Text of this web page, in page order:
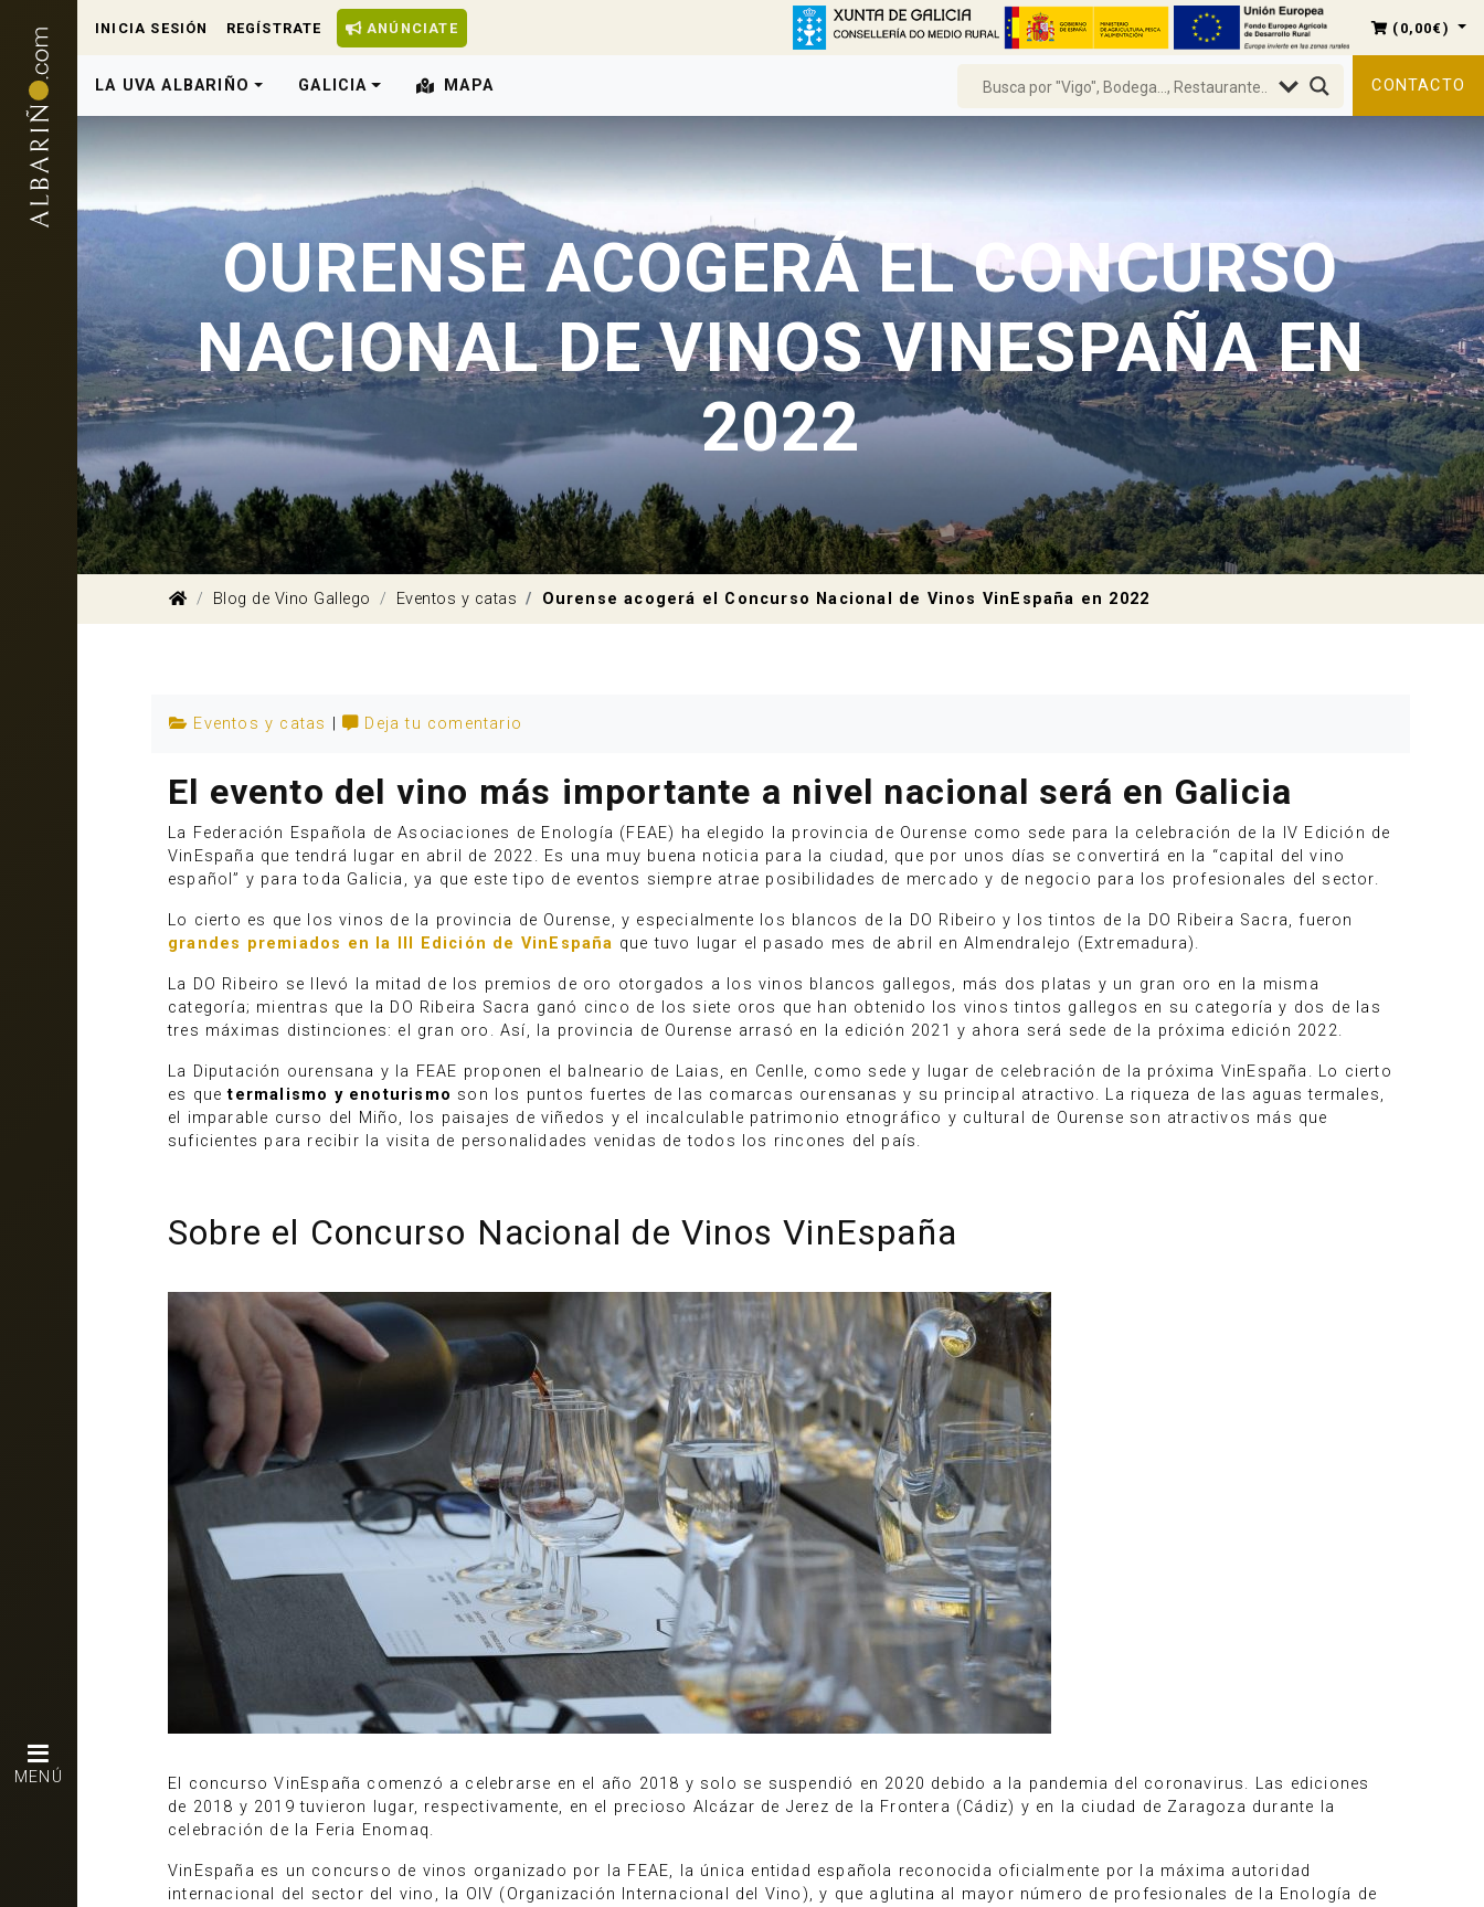
MENÚ
INICIA SESIÓN REGÍSTRATE ANÚNCIATE ( 0,00€ )
LA UVA ALBARIÑO GALICIA MAPA CONTACTO
OURENSE ACOGERÁ EL CONCURSO
NACIONAL DE VINOS VINESPAÑA EN
2022
Blog de Vino Gallego Eventos y catas Ourense acogerá el Concurso Nacional de Vinos VinEspaña en 2022
Eventos y catas | Deja tu comentario
El evento del vino más importante a nivel nacional será en Galicia
La Federación Española de Asociaciones de Enología (FEAE) ha elegido la provincia de Ourense como sede para la celebración de la IV Edición de
VinEspaña que tendrá lugar en abril de 2022. Es una muy buena noticia para la ciudad, que por unos días se convertirá en la “capital del vino
español” y para toda Galicia, ya que este tipo de eventos siempre atrae posibilidades de mercado y de negocio para los profesionales del sector.
Lo cierto es que los vinos de la provincia de Ourense, y especialmente los blancos de la DO Ribeiro y los tintos de la DO Ribeira Sacra, fueron
grandes premiados en la III Edición de VinEspaña que tuvo lugar el pasado mes de abril en Almendralejo (Extremadura).
La DO Ribeiro se llevó la mitad de los premios de oro otorgados a los vinos blancos gallegos, más dos platas y un gran oro en la misma
categoría; mientras que la DO Ribeira Sacra ganó cinco de los siete oros que han obtenido los vinos tintos gallegos en su categoría y dos de las
tres máximas distinciones: el gran oro. Así, la provincia de Ourense arrasó en la edición 2021 y ahora será sede de la próxima edición 2022.
La Diputación ourensana y la FEAE proponen el balneario de Laias, en Cenlle, como sede y lugar de celebración de la próxima VinEspaña. Lo cierto
es quetermalismo y enoturismo son los puntos fuertes de las comarcas ourensanas y su principal atractivo. La riqueza de las aguas termales,
el imparable curso del Miño, los paisajes de viñedos y el incalculable patrimonio etnográfico y cultural de Ourense son atractivos más que
suficientes para recibir la visita de personalidades venidas de todos los rincones del país.
Sobre el Concurso Nacional de Vinos VinEspaña
El concurso VinEspaña comenzó a celebrarse en el año 2018 y solo se suspendió en 2020 debido a la pandemia del coronavirus. Las ediciones
de 2018 y 2019 tuvieron lugar, respectivamente, en el precioso Alcázar de Jerez de la Frontera (Cádiz) y en la ciudad de Zaragoza durante la
celebración de la Feria Enomaq.
VinEspaña es un concurso de vinos organizado por la FEAE, la única entidad española reconocida oficialmente por la máxima autoridad
internacional del sector del vino, la OIV (Organización Internacional del Vino), y que aglutina al mayor número de profesionales de la Enología de